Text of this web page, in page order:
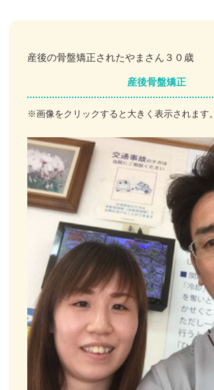
冷え性改善
特殊電気施術
訪問鍼灸
ニュース＆ブログ
お客様の声
お問い合わせ
LINE予約
産後の骨盤矯正されたやまさん３０歳
産後骨盤矯正
※画像をクリックすると大きく表示されます。